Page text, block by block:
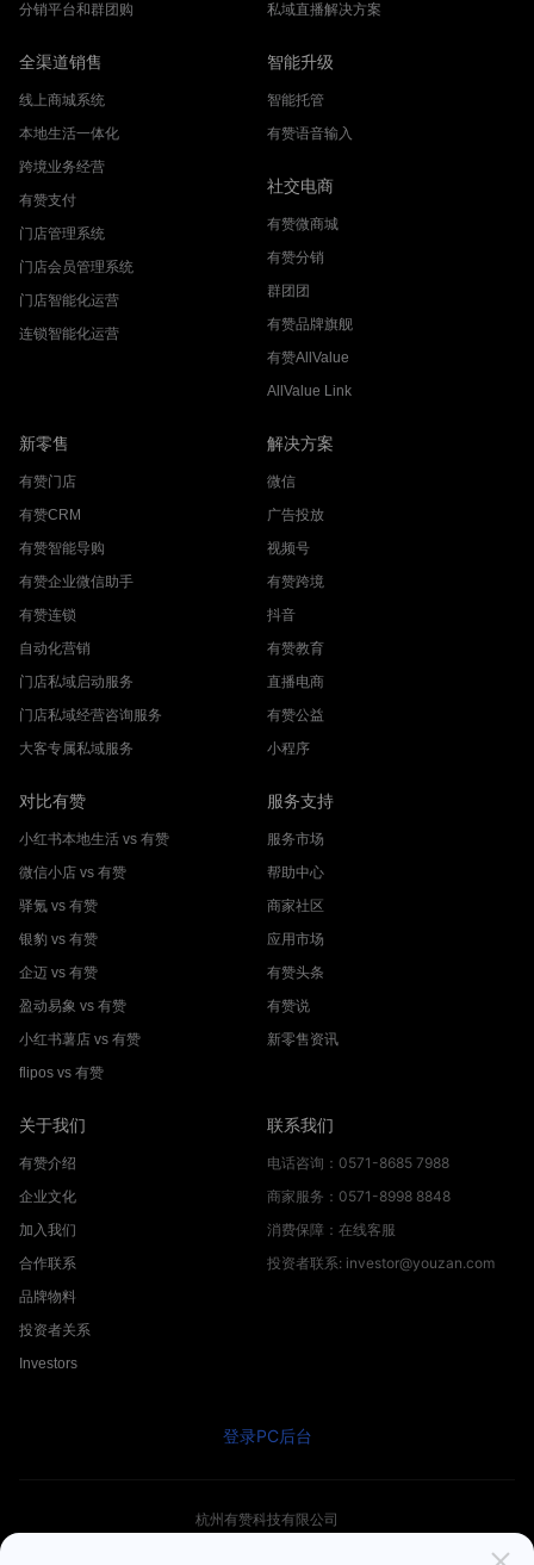
分销平台和群团购
私域直播解决方案
全渠道销售
线上商城系统
本地生活一体化
跨境业务经营
有赞支付
门店管理系统
门店会员管理系统
门店智能化运营
连锁智能化运营
智能升级
智能托管
有赞语音输入
社交电商
有赞微商城
有赞分销
群团团
有赞品牌旗舰
有赞AllValue
AllValue Link
新零售
有赞门店
有赞CRM
有赞智能导购
有赞企业微信助手
有赞连锁
自动化营销
门店私域启动服务
门店私域经营咨询服务
大客专属私域服务
解决方案
微信
广告投放
视频号
有赞跨境
抖音
有赞教育
直播电商
有赞公益
小程序
对比有赞
小红书本地生活 vs 有赞
微信小店 vs 有赞
驿氪 vs 有赞
银豹 vs 有赞
企迈 vs 有赞
盈动易象 vs 有赞
小红书薯店 vs 有赞
flipos vs 有赞
服务支持
服务市场
帮助中心
商家社区
应用市场
有赞头条
有赞说
新零售资讯
关于我们
有赞介绍
企业文化
加入我们
合作联系
品牌物料
投资者关系
Investors
联系我们
电话咨询：0571-8685 7988
商家服务：0571-8998 8848
消费保障：在线客服
投资者联系: investor@youzan.com
登录PC后台
杭州有赞科技有限公司